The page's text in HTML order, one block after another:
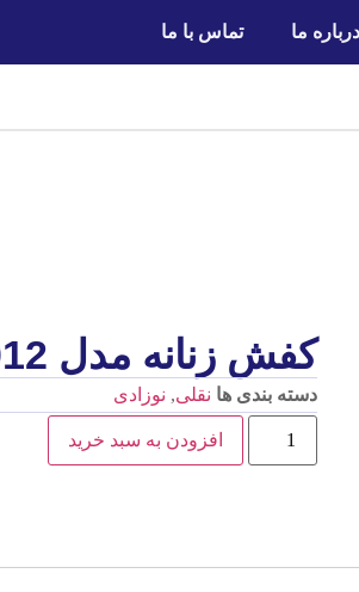
درباره ما تماس با ما
کفش زنانه مدل 012
دسته بندی ها نقلی, نوزادی
افزودن به سبد خرید